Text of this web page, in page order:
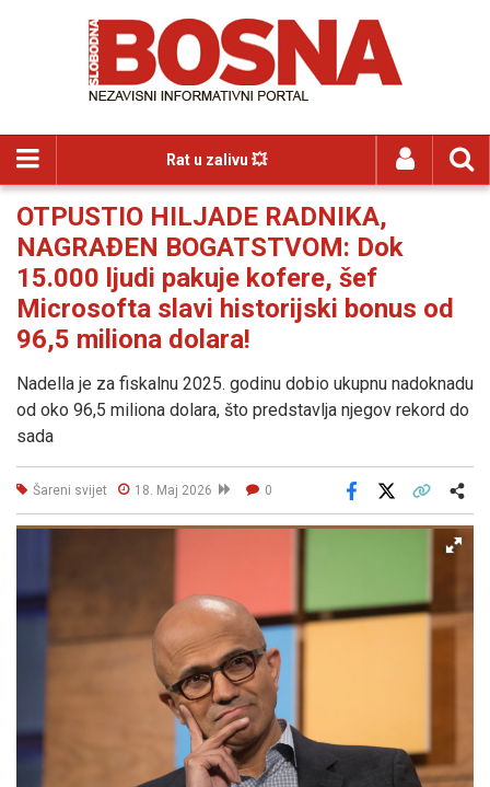
Rat u zalivu 💥
OTPUSTIO HILJADE RADNIKA,
NAGRAĐEN BOGATSTVOM: Dok
15.000 ljudi pakuje kofere, šef
Microsofta slavi historijski bonus od
96,5 miliona dolara!
Nadella je za fiskalnu 2025. godinu dobio ukupnu nadoknadu
od oko 96,5 miliona dolara, što predstavlja njegov rekord do
sada
Šareni svijet 18. Maj 2026 0
Facebook